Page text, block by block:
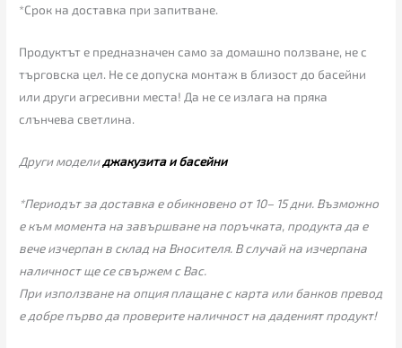
*Срок на доставка при запитване.
Продуктът е предназначен само за домашно ползване, не с
търговска цел. Не се допуска монтаж в близост до басейни
или други агресивни места! Да не се излага на пряка
слънчева светлина.
Други моделиджакузита и басейни
*Периодът за доставка е обикновено от 10– 15 дни. Възможно
е към момента на завършване на поръчката, продукта да е
вече изчерпан в склад на Вносителя. В случай на изчерпана
наличност ще се свържем с Вас.
При използване на опция плащане с карта или банков превод
е добре първо да проверите наличност на даденият продукт!